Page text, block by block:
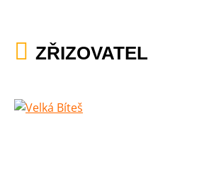
ZŘIZOVATEL